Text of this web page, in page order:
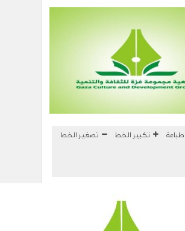
طباعة تكبير الخط تصغير الخط